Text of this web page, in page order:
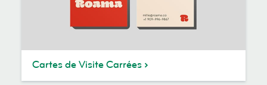
Cartes de Visite Carrées